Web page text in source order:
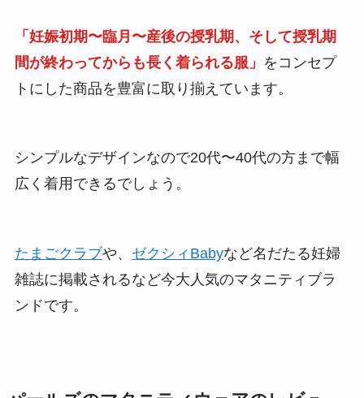
「妊娠初期〜臨月〜産後の授乳期、そして授乳期
間が終わってからも長く着られる服」 をコンセプ
トにした商品を豊富に取り揃えています。
シンプルなデザインなので20代〜40代の方まで幅
広く着用できるでしょう。
たまごクラブや、 ゼクシィBabyなど名だたる妊婦
雑誌に掲載されるなど今大人気のマタニティブラ
ンドです。